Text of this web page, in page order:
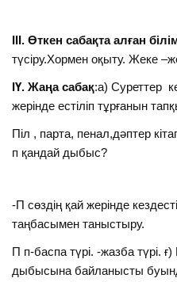
ІІІ. Өткен сабақта алған
түсіру.Хормен оқыту. Жеке
ІҮ. Жаңа сабақ:а) Суреттер
жерінде естіліп тұрғанын
Піл , парта, пенал,дәптер
п қандай дыбыс?
-П сөздің қай жерінде
таңбасымен таныстыру.
П п-баспа түрі. -жазба түрі.
дыбысына байланысты